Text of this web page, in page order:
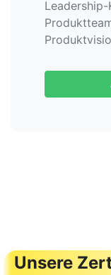
Unsere